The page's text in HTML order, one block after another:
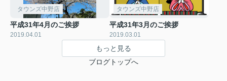
タウンズ中野店
平成31年4月のご挨拶
2019.04.01
タウンズ中野店
平成31年3月のご挨拶
2019.03.01
もっと見る
ブログトップへ